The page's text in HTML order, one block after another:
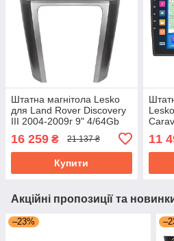
Штатна магнітола Lesko
для Land Rover Discovery
III 2004-2009г 9" 4/64Gb
ровер Дискавері
16 259 ₴ 21 137 ₴
Купити
2/
GPS
11
Акційні пропозиції та
–23%